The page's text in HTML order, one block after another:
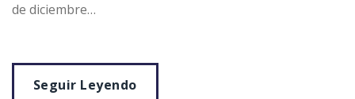
de diciembre…
Seguir Leyendo